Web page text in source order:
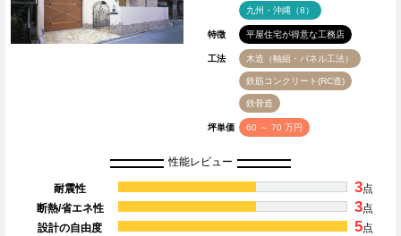
九州・沖縄（8）
特徴 平屋住宅が得意な工務店
工法 木造（軸組・パネル工法）
鉄筋コンクリート(RC造)
鉄骨造
坪単価 60 ～ 70 万円
性能レビュー
耐震性 3点
断熱/省エネ性
3点
設計の自由度
5点